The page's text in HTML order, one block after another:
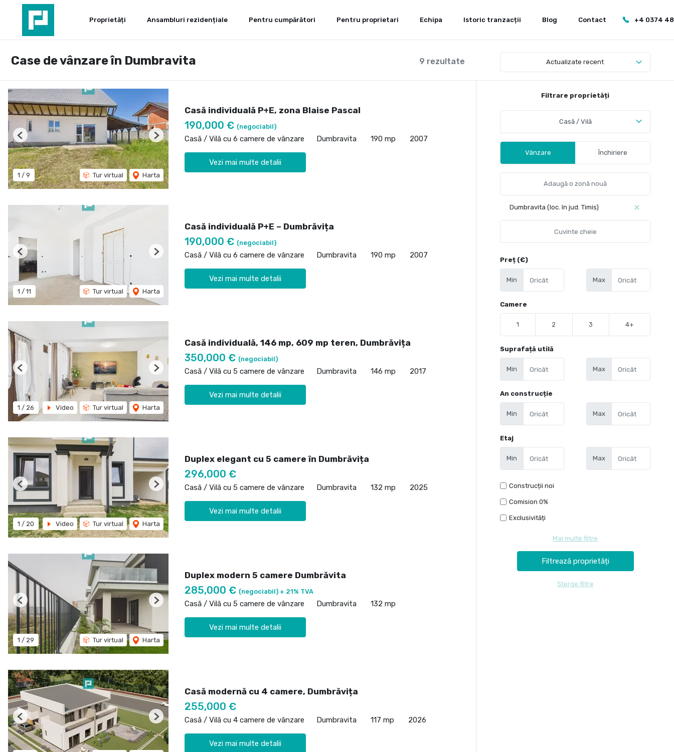
Proprietăți Ansambluri rezidențiale Pentru cumpărători Pentru proprietari Echipa Istoric tranzacții Blog Contact +4 0374
9 rezultate
Case de vânzare în Dumbravita Actualizate recent
1 / 9 Tur virtual Harta
Previous Next
Casă individuală P+E, zona Blaise Pascal
190,000 € (negociabil)
Casă / Vilă cu 6 camere de vânzare Dumbravita 190 mp 2007
Vezi mai multe detalii
1 / 11 Tur virtual Harta
Previous Next
Casă individuală P+E – Dumbrăvița
190,000 € (negociabil)
Casă / Vilă cu 6 camere de vânzare Dumbravita 190 mp 2007
Vezi mai multe detalii
1 / 26 Video Tur virtual Harta
Previous Next
Casă individuală, 146 mp, 609 mp teren, Dumbrăvița
350,000 € (negociabil)
Casă / Vilă cu 5 camere de vânzare Dumbravita 146 mp 2017
Vezi mai multe detalii
1 / 20 Video Tur virtual Harta
Previous Next
Duplex elegant cu 5 camere în Dumbrăvița
296,000 €
Casă / Vilă cu 5 camere de vânzare Dumbravita 132 mp 2025
Vezi mai multe detalii
1 / 29 Tur virtual Harta
Previous Next
Duplex modern 5 camere Dumbrăvita
285,000 € (negociabil) + 21% TVA
Casă / Vilă cu 5 camere de vânzare Dumbravita 132 mp
Vezi mai multe detalii
Previous Next
Casă modernă cu 4 camere, Dumbrăvița
255,000 €
Casă / Vilă cu 4 camere de vânzare Dumbravita 117 mp 2026
Vezi mai multe detalii
Filtrare proprietăți
Casă / Vilă
Vânzare Închiriere
Dumbravita (loc. în jud. Timis)
Preț (€)
Min Max
Camere
1 2 3 4+
Suprafață utilă
Min Max
An construcție
Min Max
Etaj
Min Max
Construcții noi
Comision 0%
Exclusivități
Mai multe filtre
Șterge filtre